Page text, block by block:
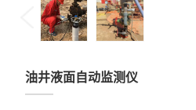
油井液面自动监测仪